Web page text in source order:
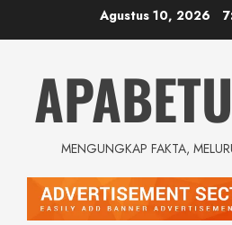
to
Agustus 10, 2026
MENGUNGKAP FAKTA,